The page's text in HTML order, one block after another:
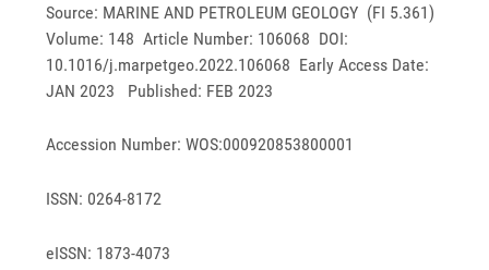
Source: MARINE AND PETROLEUM GEOLOGY (FI 5.361)
Volume: 148 Article Number: 106068 DOI:
10.1016/j.marpetgeo.2022.106068 Early Access Date:
JAN 2023 Published: FEB 2023
Accession Number: WOS:000920853800001
ISSN: 0264-8172
eISSN: 1873-4073